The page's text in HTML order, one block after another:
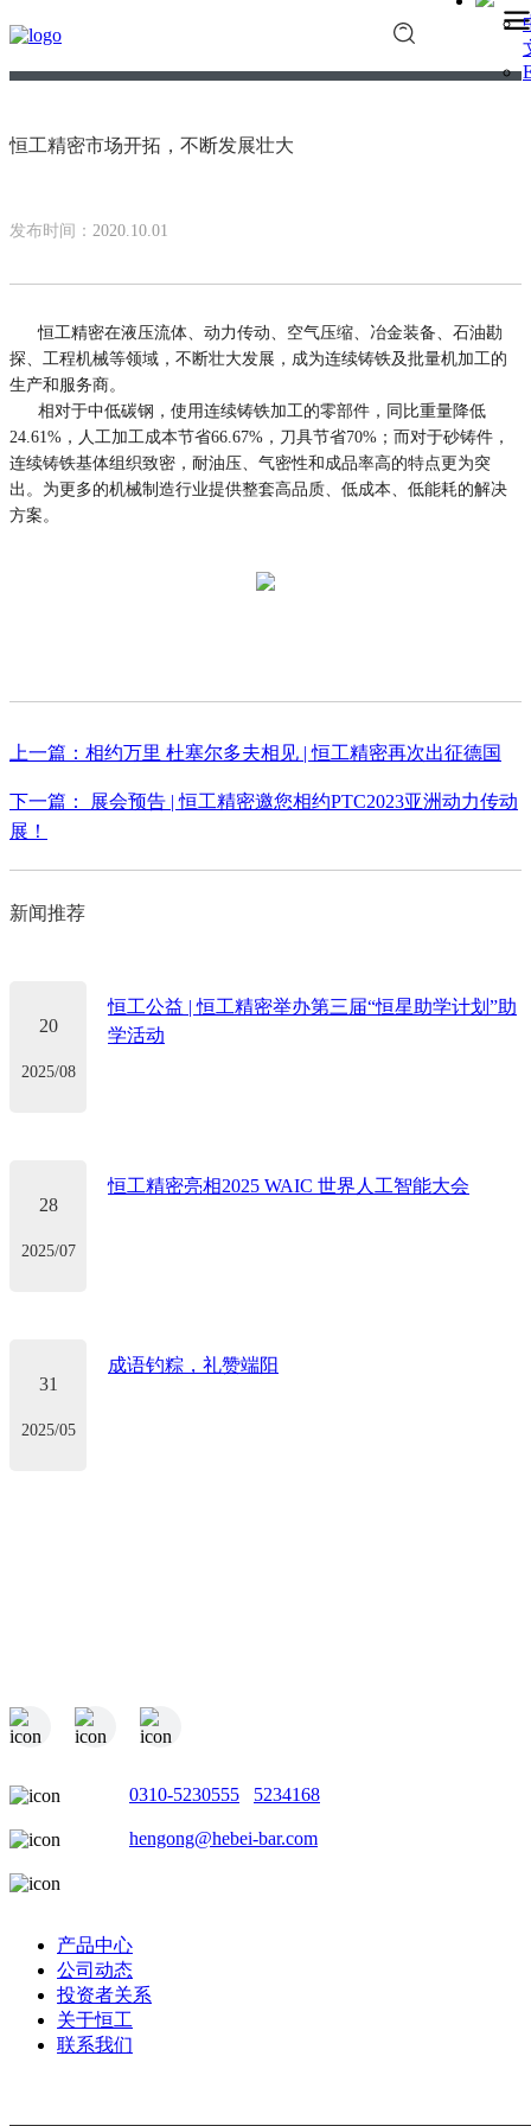
恒工精密市场开拓，不断发展壮大
发布时间： 2020.10.01
恒工精密在液压流体、动力传动、空气压缩、冶金装备、石油勘
探、工程机械等领域，不断壮大发展，成为连续铸铁及批量机加工的
生产和服务商。
相对于中低碳钢，使用连续铸铁加工的零部件，同比重量降低
24.61%，人工加工成本节省66.67%，刀具节省70%；而对于砂铸件，
连续铸铁基体组织致密，耐油压、气密性和成品率高的特点更为突
出。为更多的机械制造行业提供整套高品质、低成本、低能耗的解决
方案。
上一篇：相约万里 杜塞尔多夫相见 | 恒工精密再次出征德国
下一篇： 展会预告 | 恒工精密邀您相约PTC2023亚洲动力传动
展！
新闻推荐
20
2025/08
恒工公益 | 恒工精密举办第三届“恒星助学计划”助
学活动
28
2025/07
恒工精密亮相2025 WAIC 世界人工智能大会
31
2025/05
成语钓粽，礼赞端阳
0310-5230555 5234168
hengong@hebei-bar.com
产品中心
公司动态
投资者关系
关于恒工
联系我们